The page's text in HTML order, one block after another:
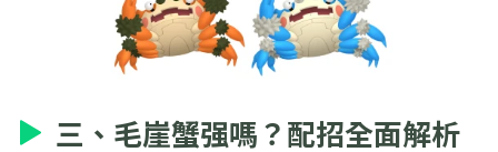
三、毛崖蟹强嗎？配招全面解析